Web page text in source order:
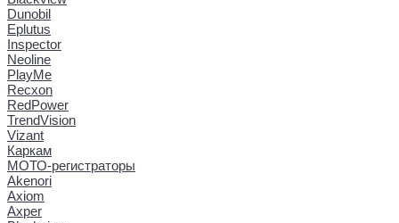
Dunobil
Eplutus
Inspector
Neoline
PlayMe
Recxon
RedPower
TrendVision
Vizant
Каркам
МОТО-регистраторы
Akenori
Axiom
Axper